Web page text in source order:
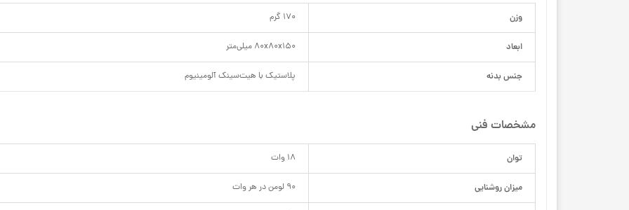
وزن 170 گرم
ابعاد 80x80x150 میلی‌متر
جنس بدنه پلاستیک با هیت‌سینک آلومینیوم
مشخصات فنی
توان 18 وات
میزان روشنایی 90 لومن در هر وات